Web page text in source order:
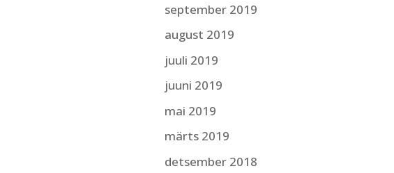
september 2019
august 2019
juuli 2019
juuni 2019
mai 2019
märts 2019
detsember 2018